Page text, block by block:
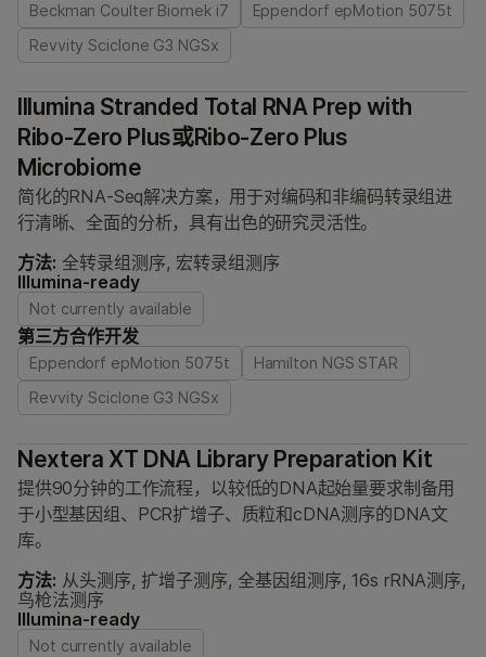
Beckman Coulter Biomek i7
Eppendorf epMotion 5075t
Revvity Sciclone G3 NGSx
Illumina Stranded Total RNA Prep with
Ribo-Zero Plus或Ribo-Zero Plus
Microbiome
简化的RNA-Seq解决方案，用于对编码和非编码转录组进
行清晰、全面的分析，具有出色的研究灵活性。
方法: 全转录组测序, 宏转录组测序
Illumina-ready
Not currently available
第三方合作开发
Eppendorf epMotion 5075t
Hamilton NGS STAR
Revvity Sciclone G3 NGSx
Nextera XT DNA Library Preparation Kit
提供90分钟的工作流程，以较低的DNA起始量要求制备用
于小型基因组、PCR扩增子、质粒和cDNA测序的DNA文
库。
方法: 从头测序, 扩增子测序, 全基因组测序, 16s rRNA测序,
鸟枪法测序
Illumina-ready
Not currently available